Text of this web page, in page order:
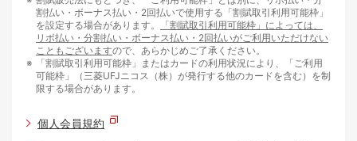
割払い・ボーナス払い・2回払いで使用する「割賦取引利用可能枠」
を設定する場合があります。
「割賦取引利用可能枠」によっては、
リボ払い・分割払い・ボーナス払い・2回払いがご利用いただけない
こともございますので、あらかじめご了承ください。
「割賦取引利用可能枠」またはカードの利用状況により、「ご利用
可能枠」（三菱UFJニコス（株）が発行する他のカードを含む）を制
限する場合があります。
個人会員規約